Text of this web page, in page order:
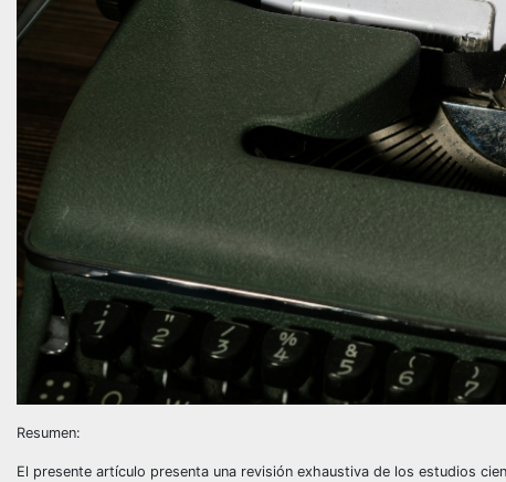
Resumen:
El presente artículo presenta una revisión exhaustiva de los estudios